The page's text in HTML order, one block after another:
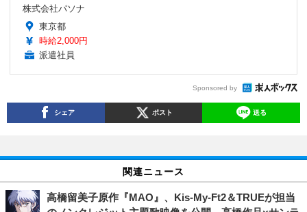
株式会社パソナ
東京都
時給2,000円
派遣社員
Sponsored by
シェア ポスト 送る
関連ニュース
高橋留美子原作『MAO』、Kis-My-Ft2＆TRUEが担当